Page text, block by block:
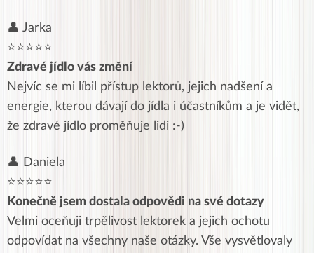
👤 Jarka
⭐⭐⭐⭐⭐
Zdravé jídlo vás změní
Nejvíc se mi líbil přístup lektorů, jejich nadšení a
energie, kterou dávají do jídla i účastníkům a je vidět,
že zdravé jídlo proměňuje lidi :-)
👤 Daniela
⭐⭐⭐⭐⭐
Konečně jsem dostala odpovědi na své dotazy
Velmi oceňuji trpělivost lektorek a jejich ochotu
odpovídat na všechny naše otázky. Vše vysvětlovaly